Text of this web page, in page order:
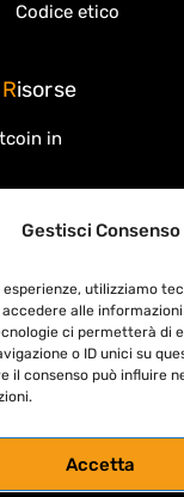
Gestisci Consenso
utilizziamo
alle
ci permetterà di
o ID unici su
il consenso può influire
Accetta
Codice etico
Risorse
in
in Italia
o self-